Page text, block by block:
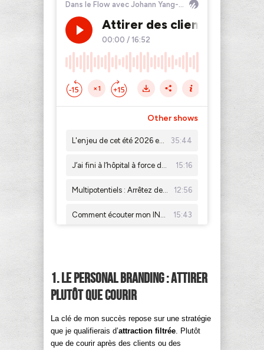
1. Le Personal Branding : attirer
plutôt que courir
La clé de mon succès repose sur une stratégie
que je qualifierais d’attraction filtrée. Plutôt
que de courir après des clients ou des